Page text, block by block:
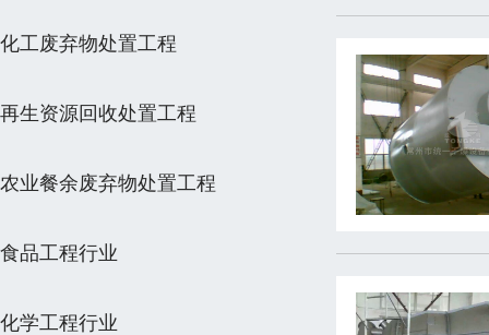
化工废弃物处置工程
再生资源回收处置工程
农业餐余废弃物处置工程
食品工程行业
化学工程行业